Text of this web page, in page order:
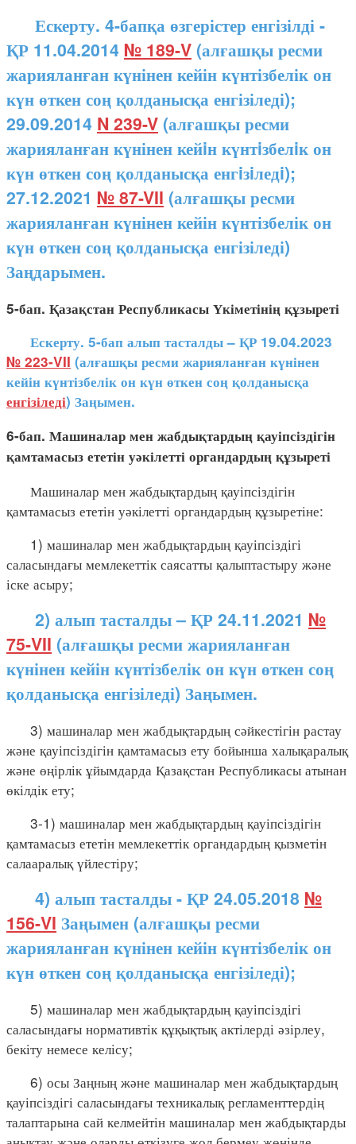
Ескерту. 4-бапқа өзгерістер енгізілді -
ҚР 11.04.2014 № 189-V (алғашқы ресми
жарияланған күнінен кейін күнтізбелік он
күн өткен соң қолданысқа енгізіледі);
29.09.2014 N 239-V (алғашқы ресми
жарияланған күнінен кейiн күнтiзбелiк он
күн өткен соң қолданысқа енгiзiледi);
27.12.2021 № 87-VII (алғашқы ресми
жарияланған күнінен кейін күнтізбелік он
күн өткен соң қолданысқа енгізіледі)
Заңдарымен.
5-бап. Қазақстан Республикасы Үкіметінің құзыреті
Ескерту. 5-бап алып тасталды – ҚР 19.04.2023
№ 223-VII (алғашқы ресми жарияланған күнінен
кейін күнтізбелік он күн өткен соң қолданысқа
енгізіледі) Заңымен.
6-бап. Машиналар мен жабдықтардың қауіпсіздігін
қамтамасыз ететін уәкілетті органдардың құзыреті
Машиналар мен жабдықтардың қауіпсіздігін
қамтамасыз ететін уәкілетті органдардың құзыретіне:
1) машиналар мен жабдықтардың қауіпсіздігі
саласындағы мемлекеттік саясатты қалыптастыру және
іске асыру;
2) алып тасталды – ҚР 24.11.2021 №
75-VII (алғашқы ресми жарияланған
күнінен кейін күнтізбелік он күн өткен соң
қолданысқа енгізіледі) Заңымен.
3) машиналар мен жабдықтардың сәйкестігін растау
және қауіпсіздігін қамтамасыз ету бойынша халықаралық
және өңірлік ұйымдарда Қазақстан Республикасы атынан
өкілдік ету;
3-1) машиналар мен жабдықтардың қауіпсіздігін
қамтамасыз ететін мемлекеттік органдардың қызметін
салааралық үйлестіру;
4) алып тасталды - ҚР 24.05.2018 №
156-VI Заңымен (алғашқы ресми
жарияланған күнінен кейін күнтізбелік он
күн өткен соң қолданысқа енгізіледі);
5) машиналар мен жабдықтардың қауіпсіздігі
саласындағы нормативтік құқықтық актілерді әзірлеу,
бекіту немесе келісу;
6) осы Заңның және машиналар мен жабдықтардың
қауіпсіздігі саласындағы техникалық регламенттердің
талаптарына сай келмейтін машиналар мен жабдықтарды